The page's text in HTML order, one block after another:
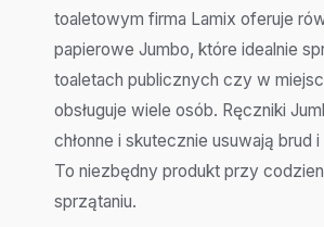
toaletowym firma Lamix oferuje
papierowe Jumbo, które idealnie
toaletach publicznych czy w
obsługuje wiele osób. Ręczniki
chłonne i skutecznie usuwają brud i
To niezbędny produkt przy
sprzątaniu.